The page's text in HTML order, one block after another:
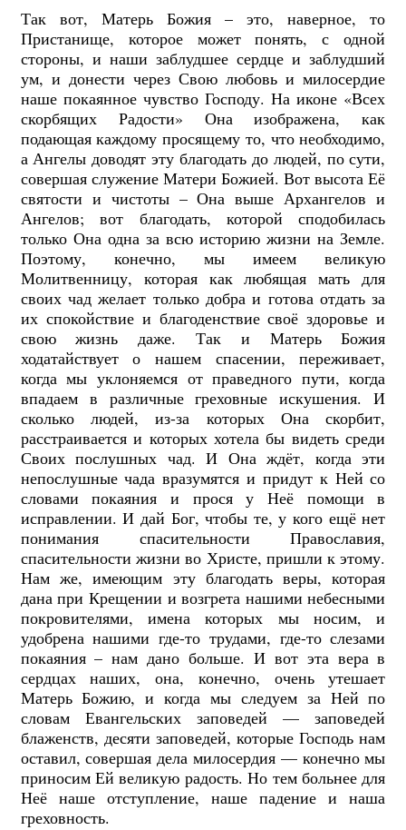
Так вот, Матерь Божия – это, наверное, то
Пристанище, которое может понять, с одной
стороны, и наши заблудшее сердце и заблудший
ум, и донести через Свою любовь и милосердие
наше покаянное чувство Господу. На иконе «Всех
скорбящих Радости» Она изображена, как
подающая каждому просящему то, что необходимо,
а Ангелы доводят эту благодать до людей, по сути,
совершая служение Матери Божией. Вот высота Её
святости и чистоты – Она выше Архангелов и
Ангелов; вот благодать, которой сподобилась
только Она одна за всю историю жизни на Земле.
Поэтому, конечно, мы имеем великую
Молитвенницу, которая как любящая мать для
своих чад желает только добра и готова отдать за
их спокойствие и благоденствие своё здоровье и
свою жизнь даже. Так и Матерь Божия
ходатайствует о нашем спасении, переживает,
когда мы уклоняемся от праведного пути, когда
впадаем в различные греховные искушения. И
сколько людей, из-за которых Она скорбит,
расстраивается и которых хотела бы видеть среди
Своих послушных чад. И Она ждёт, когда эти
непослушные чада вразумятся и придут к Ней со
словами покаяния и прося у Неё помощи в
исправлении. И дай Бог, чтобы те, у кого ещё нет
понимания спасительности Православия,
спасительности жизни во Христе, пришли к этому.
Намже, имеющим эту благодать веры, которая
дана при Крещении и возгрета нашими небесными
покровителями, имена которых мы носим, и
удобрена нашими где-то трудами, где-то слезами
покаяния – нам дано больше. И вот эта вера в
сердцах наших, она, конечно, очень утешает
Матерь Божию, и когда мы следуем за Ней по
словам Евангельских заповедей — заповедей
блаженств, десяти заповедей, которые Господь нам
оставил, совершая дела милосердия — конечно мы
приносим Ей великую радость. Но тем больнее для
Неё наше отступление, наше падение и наша
греховность.